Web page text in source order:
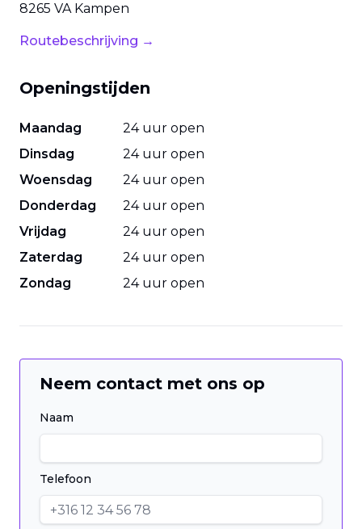
8265 VA Kampen
Routebeschrijving →
Openingstijden
Maandag
24 uur open
Dinsdag
24 uur open
Woensdag
24 uur open
Donderdag
24 uur open
Vrijdag
24 uur open
Zaterdag
24 uur open
Zondag
24 uur open
Neem contact met ons op
Naam
Telefoon